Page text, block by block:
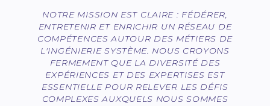
NOTRE MISSION EST CLAIRE : FÉDÉRER,
ENTRETENIR ET ENRICHIR UN RÉSEAU DE
COMPÉTENCES AUTOUR DES MÉTIERS DE
L'INGÉNIERIE SYSTÈME. NOUS CROYONS
FERMEMENT QUE LA DIVERSITÉ DES
EXPÉRIENCES ET DES EXPERTISES EST
ESSENTIELLE POUR RELEVER LES DÉFIS
COMPLEXES AUXQUELS NOUS SOMMES